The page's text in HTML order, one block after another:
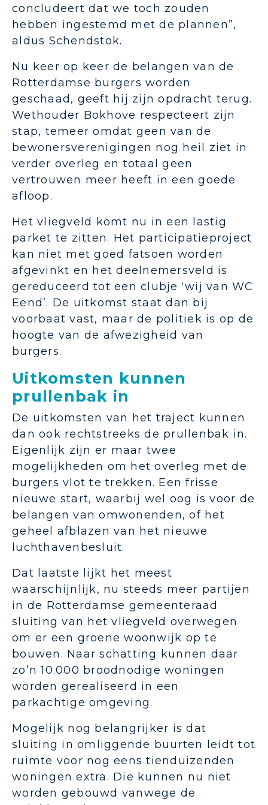
concludeert dat we toch zouden
hebben ingestemd met de plannen”,
aldus Schendstok.
Nu keer op keer de belangen van de
Rotterdamse burgers worden
geschaad, geeft hij zijn opdracht terug.
Wethouder Bokhove respecteert zijn
stap, temeer omdat geen van de
bewonersverenigingen nog heil ziet in
verder overleg en totaal geen
vertrouwen meer heeft in een goede
afloop.
Het vliegveld komt nu in een lastig
parket te zitten. Het participatieproject
kan niet met goed fatsoen worden
afgevinkt en het deelnemersveld is
gereduceerd tot een clubje ‘wij van WC
Eend’. De uitkomst staat dan bij
voorbaat vast, maar de politiek is op de
hoogte van de afwezigheid van
burgers.
Uitkomsten kunnen
prullenbak in
De uitkomsten van het traject kunnen
dan ook rechtstreeks de prullenbak in.
Eigenlijk zijn er maar twee
mogelijkheden om het overleg met de
burgers vlot te trekken. Een frisse
nieuwe start, waarbij wel oog is voor de
belangen van omwonenden, of het
geheel afblazen van het nieuwe
luchthavenbesluit.
Dat laatste lijkt het meest
waarschijnlijk, nu steeds meer partijen
in de Rotterdamse gemeenteraad
sluiting van het vliegveld overwegen
om er een groene woonwijk op te
bouwen. Naar schatting kunnen daar
zo’n 10.000 broodnodige woningen
worden gerealiseerd in een
parkachtige omgeving.
Mogelijk nog belangrijker is dat
sluiting in omliggende buurten leidt tot
ruimte voor nog eens tienduizenden
woningen extra. Die kunnen nu niet
worden gebouwd vanwege de